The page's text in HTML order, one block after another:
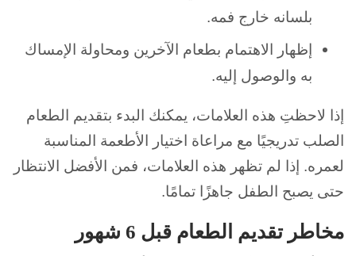
بلسانه خارج فمه.
إظهار الاهتمام بطعام الآخرين ومحاولة الإمساك
به والوصول إليه.
إذا لاحظتِ هذه العلامات، يمكنك البدء بتقديم الطعام
الصلب تدريجيًا مع مراعاة اختيار الأطعمة المناسبة
لعمره. إذا لم تظهر هذه العلامات، فمن الأفضل الانتظار
حتى يصبح الطفل جاهزًا تمامًا.
مخاطر تقديم الطعام قبل 6 شهور